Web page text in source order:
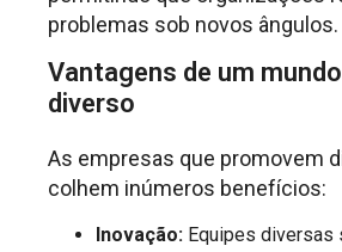
problemas sob novos ângulos.
Vantagens de um
diverso
As empresas que promovem
colhem inúmeros benefícios:
Inovação: Equipes diversas